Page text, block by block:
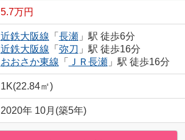
5.7万円
近鉄大阪線 「 長瀬」駅 徒歩6分
近鉄大阪線 「 弥刀 」駅 徒歩16分
おおさか東線 「 ＪＲ長瀬」駅 徒歩16分
1K(22.84㎡)
2020年 10月(築5年)